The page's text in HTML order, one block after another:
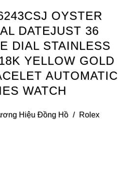
OYSTER
DATEJUST 36
DIAL STAINLESS
YELLOW GOLD
AUTOMATIC
WATCH
Hiệu Đồng Hồ / Rolex